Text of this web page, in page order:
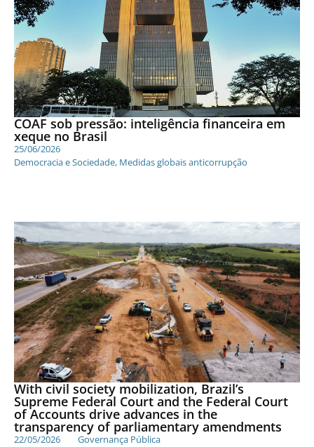
COAF sob pressão: inteligência financeira em
xeque no Brasil
25/06/2026
Democracia e Sociedade, Medidas globais anticorrupção
With civil society mobilization, Brazil’s
Supreme Federal Court and the Federal Court
of Accounts drive advances in the
transparency of parliamentary amendments
22/05/2026 Governança Pública